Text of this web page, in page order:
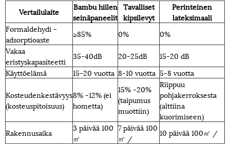
Vertailulaite
Bambu hiilen
seinäpaneelit
Tavalliset
kipsilevyt
Perinteinen
lateksimaali
Formaldehydi -
adsorptioaste
≥85% 0%
0%
Vakaa
eristyskapasiteetti
35-40dB 20-25dB
15-20 dB
Käyttöelämä
15-20 vuotta 8-10 vuotta 5-8 vuotta
Kosteudenkestävyys
(kosteuspitoisuus)
8% -12% (ei
hometta)
15% -20%
(taipumus
muottiin)
Riippuu
pohjakerroksesta
(alttiina
kuorimiseen)
Rakennusaika
3 päivää 100
㎡
7 päivää 100
㎡ /
10 päivää 100㎡ /